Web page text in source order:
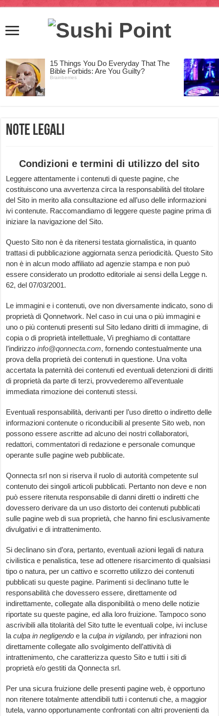
Note Legali
Condizioni e termini di utilizzo del sito
Leggere attentamente i contenuti di queste pagine, che
costituiscono una avvertenza circa la responsabilità del titolare
del Sito in merito alla consultazione ed all’uso delle informazioni
ivi contenute. Raccomandiamo di leggere queste pagine prima di
iniziare la navigazione del Sito.
Questo Sito non è da ritenersi testata giornalistica, in quanto
trattasi di pubblicazione aggiornata senza periodicità. Questo Sito
non è in alcun modo affiliato ad agenzie stampa e non può
essere considerato un prodotto editoriale ai sensi della Legge n.
62, del 07/03/2001.
Le immagini e i contenuti, ove non diversamente indicato, sono di
proprietà di Qonnetwork. Nel caso in cui una o più immagini e
uno o più contenuti presenti sul Sito ledano diritti di immagine, di
copia o di proprietà intellettuale, Vi preghiamo di contattare
l’indirizzoinfo@qonnecta.com, fornendo contestualmente una
prova della proprietà dei contenuti in questione. Una volta
accertata la paternità dei contenuti ed eventuali detenzioni di diritti
di proprietà da parte di terzi, provvederemo all’eventuale
immediata rimozione dei contenuti stessi.
Eventuali responsabilità, derivanti per l’uso diretto o indiretto delle
informazioni contenute o riconducibili al presente Sito web, non
possono essere ascritte ad alcuno dei nostri collaboratori,
redattori, commentatori di redazione e personale comunque
operante sulle pagine web pubblicate.
Qonnecta srl non si riserva il ruolo di autorità competente sul
contenuto dei singoli articoli pubblicati. Pertanto non deve e non
può essere ritenuta responsabile di danni diretti o indiretti che
dovessero derivare da un uso distorto dei contenuti pubblicati
sulle pagine web di sua proprietà, che hanno fini esclusivamente
divulgativi e di intrattenimento.
Si declinano sin d’ora, pertanto, eventuali azioni legali di natura
civilistica e penalistica, tese ad ottenere risarcimento di qualsiasi
tipo o natura, per un cattivo e scorretto utilizzo dei contenuti
pubblicati su queste pagine. Parimenti si declinano tutte le
responsabilità che dovessero essere, direttamente od
indirettamente, collegate alla disponibilità o meno delle notizie
riportate su queste pagine, ed alla loro fruizione. Tampoco sono
ascrivibili alla titolarità del Sito tutte le eventuali colpe, ivi incluse
laculpa in negligendo e laculpa in vigilando, per infrazioni non
direttamente collegate allo svolgimento dell’attività di
intrattenimento, che caratterizza questo Sito e tutti i siti di
proprietà e/o gestiti da Qonnecta srl.
Per una sicura fruizione delle presenti pagine web, è opportuno
non ritenere totalmente attendibili tutti i contenuti che, a maggior
tutela, vanno opportunamente confrontati con altri provenienti da